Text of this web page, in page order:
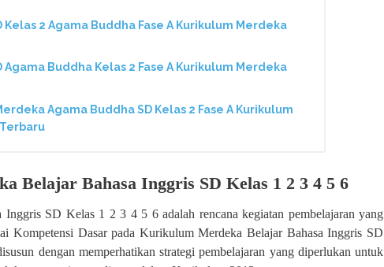
Kelas 2 Agama Buddha Fase A Kurikulum Merdeka
Agama Buddha Kelas 2 Fase A Kurikulum Merdeka
Agama Buddha SD Kelas 2 Fase A Kurikulum
Belajar Bahasa Inggris SD Kelas 1 2 3 4 5 6
Inggris SD Kelas 1 2 3 4 5 6 adalah rencana kegiatan pembelajaran yang
Kompetensi Dasar pada Kurikulum Merdeka Belajar Bahasa Inggris SD
dengan memperhatikan strategi pembelajaran yang diperlukan untuk